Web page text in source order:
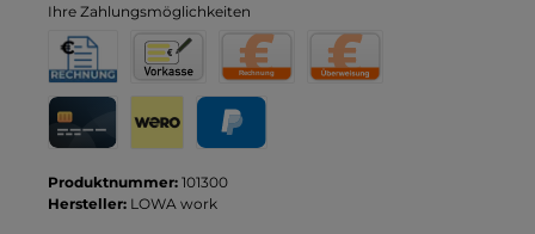
Ihre Zahlungsmöglichkeiten
Rechnung
Rechnung für Behörden
Vorkasse
Produktnummer: 101300
Hersteller: LOWA work